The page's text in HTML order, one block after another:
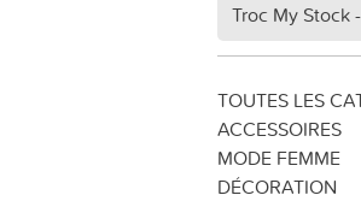
Troc My Stock
TOUTES LES
ACCESSOIRES
MODE FEMME
DÉCORATION